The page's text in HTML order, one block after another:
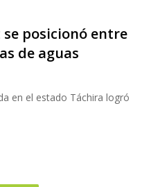
se posicionó entre
de aguas
en el estado Táchira logró